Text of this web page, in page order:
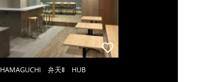
HAMAGUCHI 弁天Ⅱ HUB